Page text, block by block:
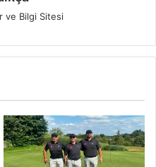
ve Bilgi Sitesi